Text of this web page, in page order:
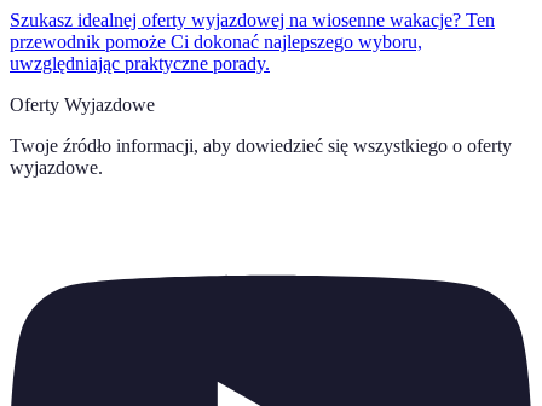
Szukasz idealnej oferty wyjazdowej na wiosenne wakacje? Ten
przewodnik pomoże Ci dokonać najlepszego wyboru,
uwzględniając praktyczne porady.
Oferty Wyjazdowe
Twoje źródło informacji, aby dowiedzieć się wszystkiego o oferty
wyjazdowe.